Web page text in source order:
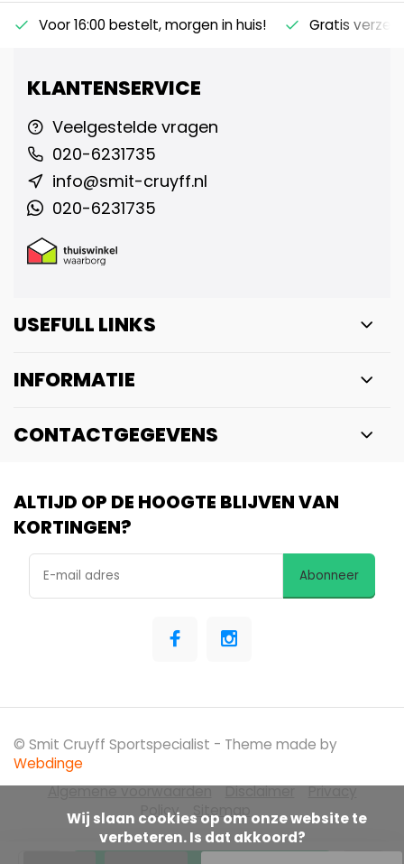
Voor 16:00 bestelt, morgen in huis! Gratis
KLANTENSERVICE
Veelgestelde vragen
020-6231735
info@smit-cruyff.nl
020-6231735
USEFULL LINKS
INFORMATIE
CONTACTGEGEVENS
ALTIJD OP DE HOOGTE BLIJVEN VAN
KORTINGEN?
Abonneer
Algemene voorwaarden Disclaimer
Privacy
Policy
© Smit Cruyff Sportspecialist - Theme made by
Webdinge
verbeteren. Is dat akkoord?